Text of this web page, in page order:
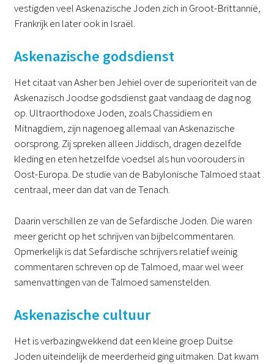
vestigden veel Askenazische Joden zich in Groot-Brittannië,
Frankrijk en later ook in Israël.
Askenazische godsdienst
Het citaat van Asher ben Jehiel over de superioriteit van de
Askenazisch Joodse godsdienst gaat vandaag de dag nog
op. Ultraorthodoxe Joden, zoals Chassidiem en
Mitnagdiem, zijn nagenoeg allemaal van Askenazische
oorsprong. Zij spreken alleen Jiddisch, dragen dezelfde
kleding en eten hetzelfde voedsel als hun voorouders in
Oost-Europa. De studie van de Babylonische Talmoed staat
centraal, meer dan dat van de Tenach.
Daarin verschillen ze van de Sefardische Joden. Die waren
meer gericht op het schrijven van bijbelcommentaren.
Opmerkelijk is dat Sefardische schrijvers relatief weinig
commentaren schreven op de Talmoed, maar wel weer
samenvattingen van de Talmoed samenstelden.
Askenazische cultuur
Het is verbazingwekkend dat een kleine groep Duitse
Joden uiteindelijk de meerderheid ging uitmaken. Dat kwam